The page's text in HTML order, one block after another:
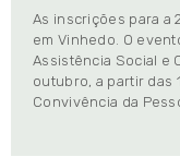
As inscrições para a
em Vinhedo. O
Assistência Social e
outubro, a partir das
Convivência da